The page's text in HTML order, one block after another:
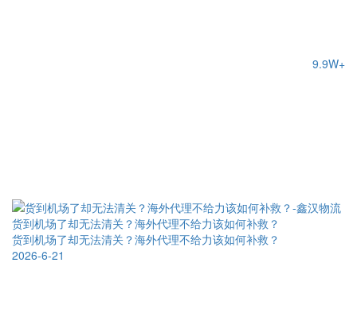
9.9W+
货到机场了却无法清关？海外代理不给力该如何补救？
货到机场了却无法清关？海外代理不给力该如何补救？
2026-6-21